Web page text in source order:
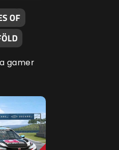
OF
gamer